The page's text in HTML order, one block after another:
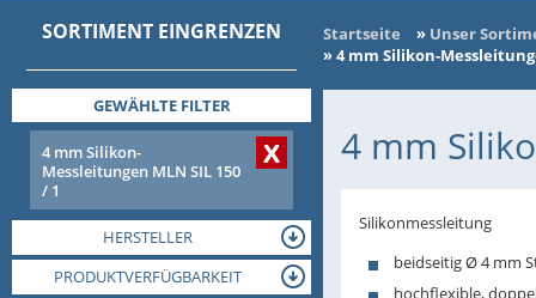
Startseite » Unser
»4 mm Silikon-
4 mm
Silikonmessleitung
beidseitig Ø 4 mm
hochflexible,
SORTIMENT EINGRENZEN
GEWÄHLTE FILTER
4 mm Silikon-
Messleitungen MLN SIL 150
/ 1
X
HERSTELLER
PRODUKTVERFÜGBARKEIT